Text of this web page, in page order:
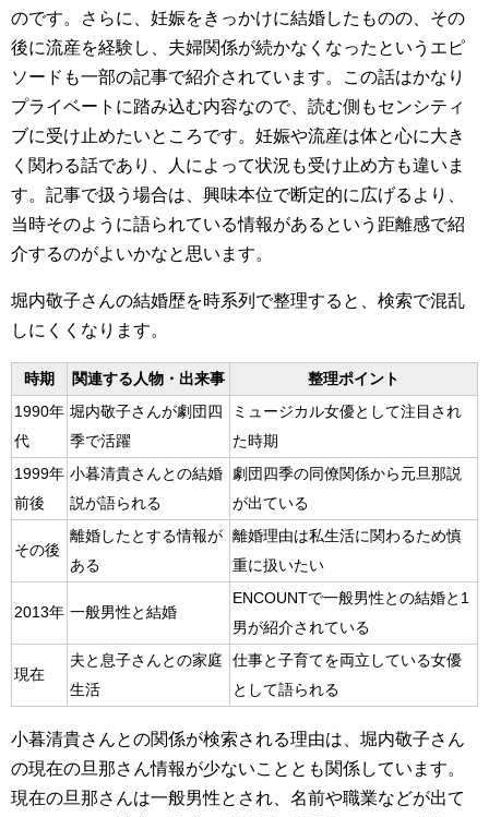
のです。さらに、妊娠をきっかけに結婚したものの、その
後に流産を経験し、夫婦関係が続かなくなったというエピ
ソードも一部の記事で紹介されています。この話はかなり
プライベートに踏み込む内容なので、読む側もセンシティ
ブに受け止めたいところです。妊娠や流産は体と心に大き
く関わる話であり、人によって状況も受け止め方も違いま
す。記事で扱う場合は、興味本位で断定的に広げるより、
当時そのように語られている情報があるという距離感で紹
介するのがよいかなと思います。
堀内敬子さんの結婚歴を時系列で整理すると、検索で混乱
しにくくなります。
時期 関連する人物・出来事
整理ポイント
1990年
代
堀内敬子さんが劇団四
季で活躍
ミュージカル女優として注目され
た時期
1999年
前後
小暮清貴さんとの結婚
説が語られる
劇団四季の同僚関係から元旦那説
が出ている
その後
離婚したとする情報が
ある
離婚理由は私生活に関わるため慎
重に扱いたい
2013年 一般男性と結婚
ENCOUNTで一般男性との結婚と1
男が紹介されている
現在
夫と息子さんとの家庭
生活
仕事と子育てを両立している女優
として語られる
小暮清貴さんとの関係が検索される理由は、堀内敬子さん
の現在の旦那さん情報が少ないこととも関係しています。
現在の旦那さんは一般男性とされ、名前や職業などが出て